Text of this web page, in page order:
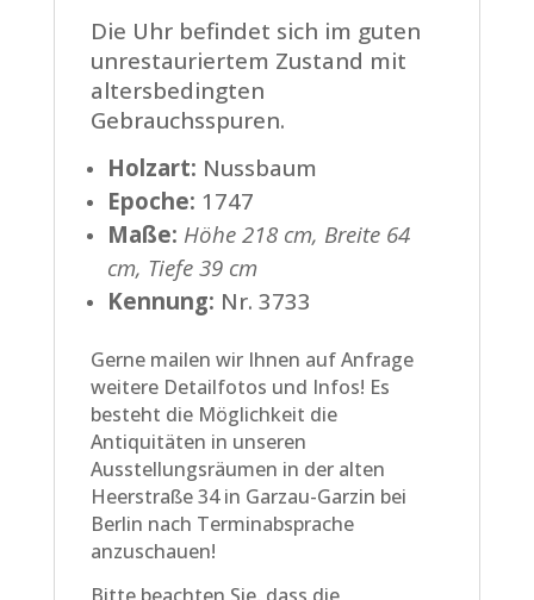
Die Uhr befindet sich im guten
unrestauriertem Zustand mit
altersbedingten
Gebrauchsspuren.
Holzart: Nussbaum
Epoche: 1747
Maße: Höhe 218 cm, Breite 64
cm, Tiefe 39 cm
Kennung: Nr. 3733
Gerne mailen wir Ihnen auf Anfrage
weitere Detailfotos und Infos! Es
besteht die Möglichkeit die
Antiquitäten in unseren
Ausstellungsräumen in der alten
Heerstraße 34 in Garzau-Garzin bei
Berlin nach Terminabsprache
anzuschauen!